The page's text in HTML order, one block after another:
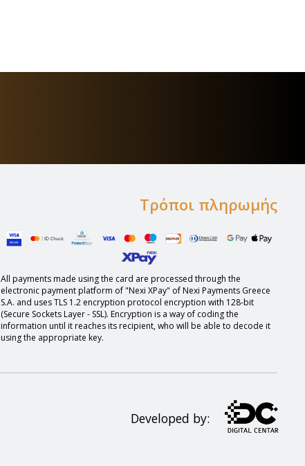
Τρόποι πληρωμής
All payments made using the card are processed through the
electronic payment platform of "Nexi XPay" of Nexi Payments Greece
S.A. and uses TLS 1.2 encryption protocol encryption with 128-bit
(Secure Sockets Layer - SSL). Encryption is a way of coding the
information until it reaches its recipient, who will be able to decode it
using the appropriate key.
Developed by: